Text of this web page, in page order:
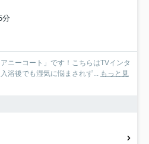
分
ニーコート」です！こちらはTVインタ
浴後でも湿気に悩まされず... もっと見